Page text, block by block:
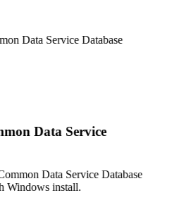
Data Service Database
Data Service
Data Service Database
Windows install.